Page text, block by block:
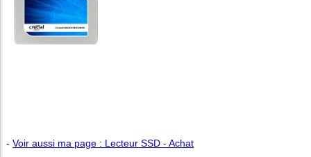
- Voir aussi ma page : Lecteur SSD - Achat